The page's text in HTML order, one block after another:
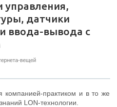
управления,
датчики
ввода-вывода с
вещей
компанией-практиком и в то же
LON-технологии.